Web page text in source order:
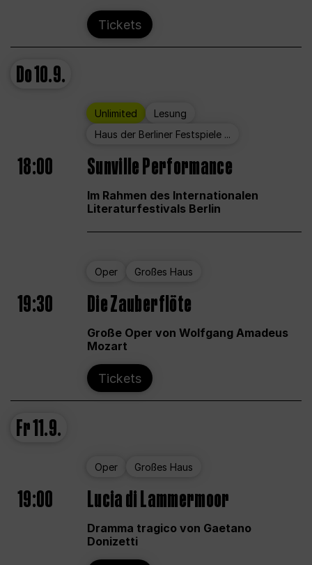
Tickets
Do10.9.
Unlimited
Lesung
Haus der Berliner Festspiele ...
18:00 Sunville Performance
Im Rahmen des Internationalen
Literaturfestivals Berlin
Oper Großes Haus
19:30 Die Zauberflöte
Große Oper von Wolfgang Amadeus
Mozart
Tickets
Fr11.9.
Oper Großes Haus
19:00 Lucia di Lammermoor
Dramma tragico von Gaetano
Donizetti